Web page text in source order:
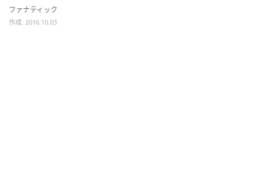
ファナティック
作成: 2016.10.03